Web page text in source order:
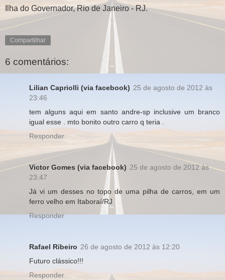
Ilha do Governador, Rio de Janeiro - RJ.
Compartilhar
6 comentários:
Lilian Capriolli (via facebook) 25 de agosto de 2012 às
23:46
tem alguns aqui em santo andre-sp inclusive um branco
igual esse . mto bonito outro carro q teria .
Responder
Victor Gomes (via facebook) 25 de agosto de 2012 às
23:47
Já vi um desses no topo de uma pilha de carros, em um
ferro velho em Itaboraí/RJ
Responder
Rafael Ribeiro 26 de agosto de 2012 às 12:20
Futuro clássico!!!
Responder